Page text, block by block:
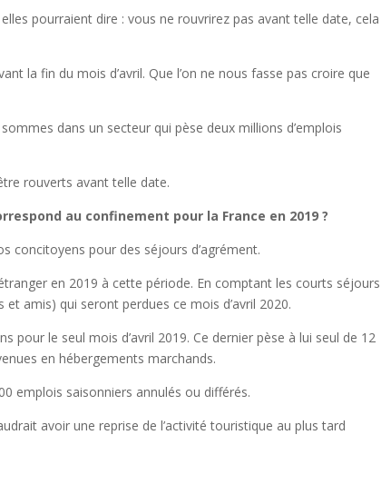
pourraient dire : vous ne rouvrirez pas avant telle date, cela
la fin du mois d’avril. Que l’on ne nous fasse pas croire que
dans un secteur qui pèse deux millions d’emplois
rouverts avant telle date.
au confinement pour la France en 2019 ?
concitoyens pour des séjours d’agrément.
en 2019 à cette période. En comptant les courts séjours
amis) qui seront perdues ce mois d’avril 2020.
le seul mois d’avril 2019. Ce dernier pèse à lui seul de 12
en hébergements marchands.
emplois saisonniers annulés ou différés.
avoir une reprise de l’activité touristique au plus tard